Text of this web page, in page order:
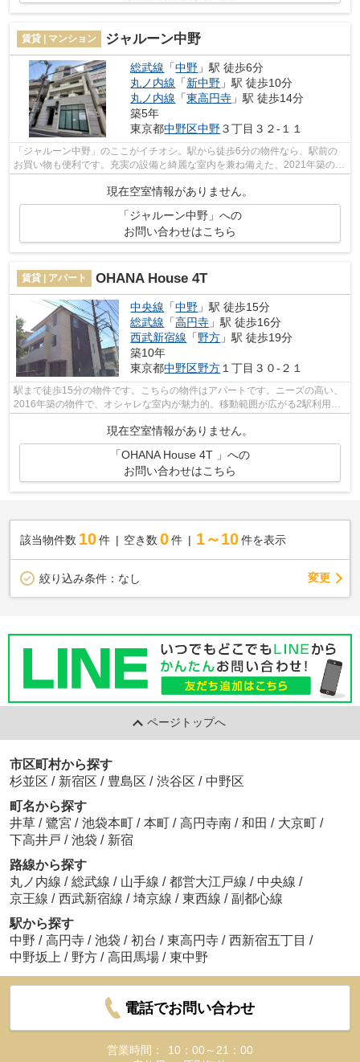
賃貸 | マンション ジャルーン中野
総武線 「中野 」駅 徒歩6分
丸ノ内線 「新中野 」駅 徒歩10分
丸ノ内線 「東高円寺 」駅 徒歩14分
築5年
東京都中野区中野３丁目３２-１１
「ジャルーン中野」のここがイチオシ。駅から徒歩6分の物件なら、駅前の
お買い物も便利です。充実の設備と綺麗な室内を兼ね備えた、2021年築の物
現在空室情報がありません。
「ジャルーン中野」への
お問い合わせはこちら
賃貸 | アパート OHANA House 4T
中央線 「中野 」駅 徒歩15分
総武線 「高円寺 」駅 徒歩16分
西武新宿線 「野方 」駅 徒歩19分
築10年
東京都中野区野方 １丁目３０-２１
駅まで徒歩15分の物件です。こちらの物件はアパートです。ニーズの高い、
2016年築の物件で、オシャレな室内が魅力的。移動範囲が広がる2駅利用可
能な物件です。より詳しい情報や内見の...
現在空室情報がありません。
「OHANA House 4T 」への
お問い合わせはこちら
該当物件数 10件 空き数 0 件 1～10 件を表示
絞り込み条件： なし 変更
ページトップへ
市区町村から探す
杉並区 / 新宿区 / 豊島区 / 渋谷区 / 中野区
町名から探す
井草 / 鷺宮 / 池袋本町 / 本町 / 高円寺南 / 和田 / 大京町 /
下高井戸 / 池袋 / 新宿
路線から探す
丸ノ内線 / 総武線 / 山手線 / 都営大江戸線 / 中央線 /
京王線 / 西武新宿線 / 埼京線 / 東西線 / 副都心線
駅から探す
中野 / 高円寺 / 池袋 / 初台 / 東高円寺 / 西新宿五丁目 /
中野坂上 / 野方 / 高田馬場 / 東中野
電話でお問い合わせ
営業時間：
10：00～21：00